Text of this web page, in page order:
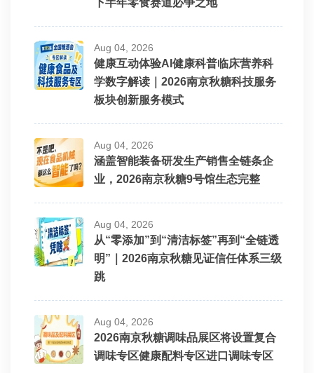
Aug 04, 2026
健康互动体验AI健康科普临床营养科
学数字解读｜2026南京秋糖科技服务
板块创新服务模式
Aug 04, 2026
涵盖智能装备研发生产销售全链条企
业，2026南京秋糖9号馆生态完整
Aug 04, 2026
从“零添加”到“清洁标签”再到“全链透
明”｜2026南京秋糖见证信任体系三级
跳
Aug 04, 2026
2026南京秋糖调味品展区将设置复合
调味专区健康配料专区进口调味专区